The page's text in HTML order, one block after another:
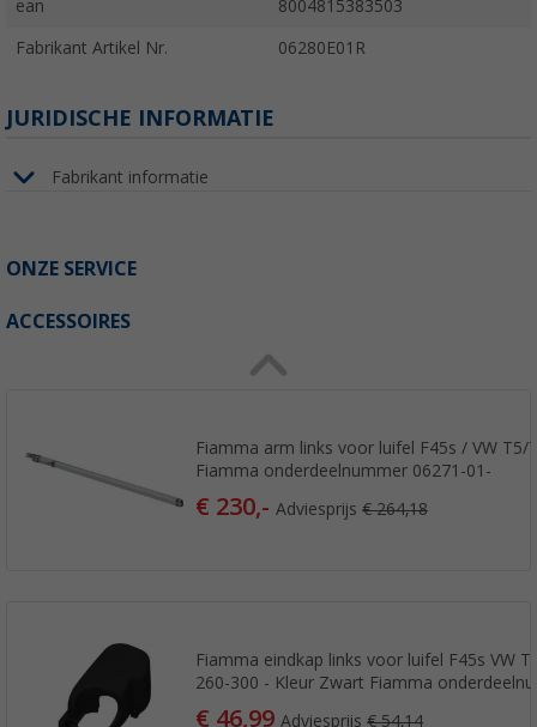
ean 8004815383503
Fabrikant Artikel Nr. 06280E01R
JURIDISCHE INFORMATIE
Fabrikant informatie
ONZE SERVICE
ACCESSOIRES
Fiamma arm links voor luifel F45s / VW T5/
Fiamma onderdeelnummer 06271-01-
€ 230,-Adviesprijs€ 264,18
Fiamma eindkap links voor luifel F45s VW
260-300 - Kleur Zwart Fiamma
€ 46,99Adviesprijs€ 54,14